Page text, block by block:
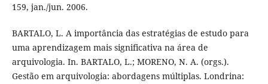
159, jan./jun. 2006.
BARTALO, L. A importância das estratégias de estudo para
uma aprendizagem mais significativa na área de
arquivologia. In. BARTALO, L.; MORENO, N. A. (orgs.).
Gestão em arquivologia: abordagens múltiplas. Londrina: